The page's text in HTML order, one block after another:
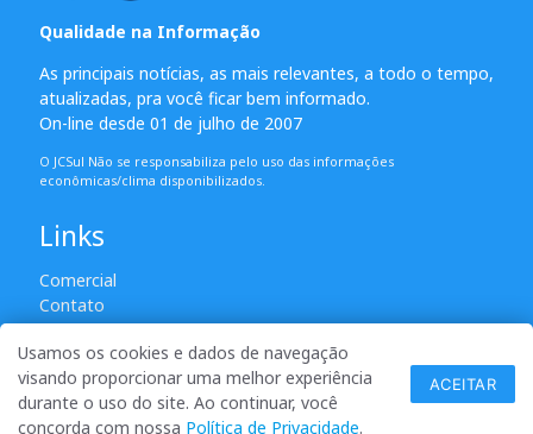
Qualidade na Informação
As principais notícias, as mais relevantes, a todo o tempo,
atualizadas, pra você ficar bem informado.
On-line desde 01 de julho de 2007
O JCSul Não se responsabiliza pelo uso das informações
econômicas/clima disponibilizados.
Links
Comercial
Contato
© 2007 - 2026 Todos os direitos reservados. Permitida a
reprodução desde que creditadas as mídias e citada a fonte.
Usamos os cookies e dados de navegação
visando proporcionar uma melhor experiência
durante o uso do site. Ao continuar, você
concorda com nossa Política de Privacidade.
ACEITAR